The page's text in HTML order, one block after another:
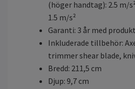
(höger handtag): 2.5 m/
1.5 m/s²
Garanti: 3 år med
Inkluderade tillbehör:
trimmer shear blade,
Bredd: 211,5 cm
Djup: 9,7 cm